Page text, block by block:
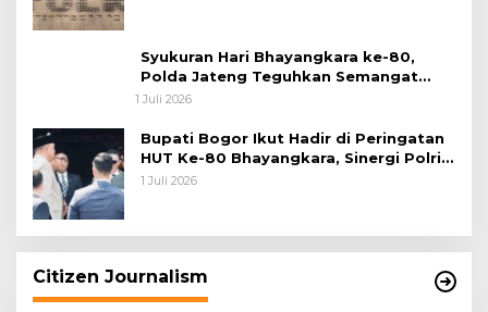
Syukuran Hari Bhayangkara ke-80,
Polda Jateng Teguhkan Semangat
Pengabdian dan Pererat Kebersamaan
1 Juli 2026
Bupati Bogor Ikut Hadir di Peringatan
HUT Ke-80 Bhayangkara, Sinergi Polri
dan Pemkab Bogor Jadi Kunci Menjaga
1 Juli 2026
Citizen Journalism